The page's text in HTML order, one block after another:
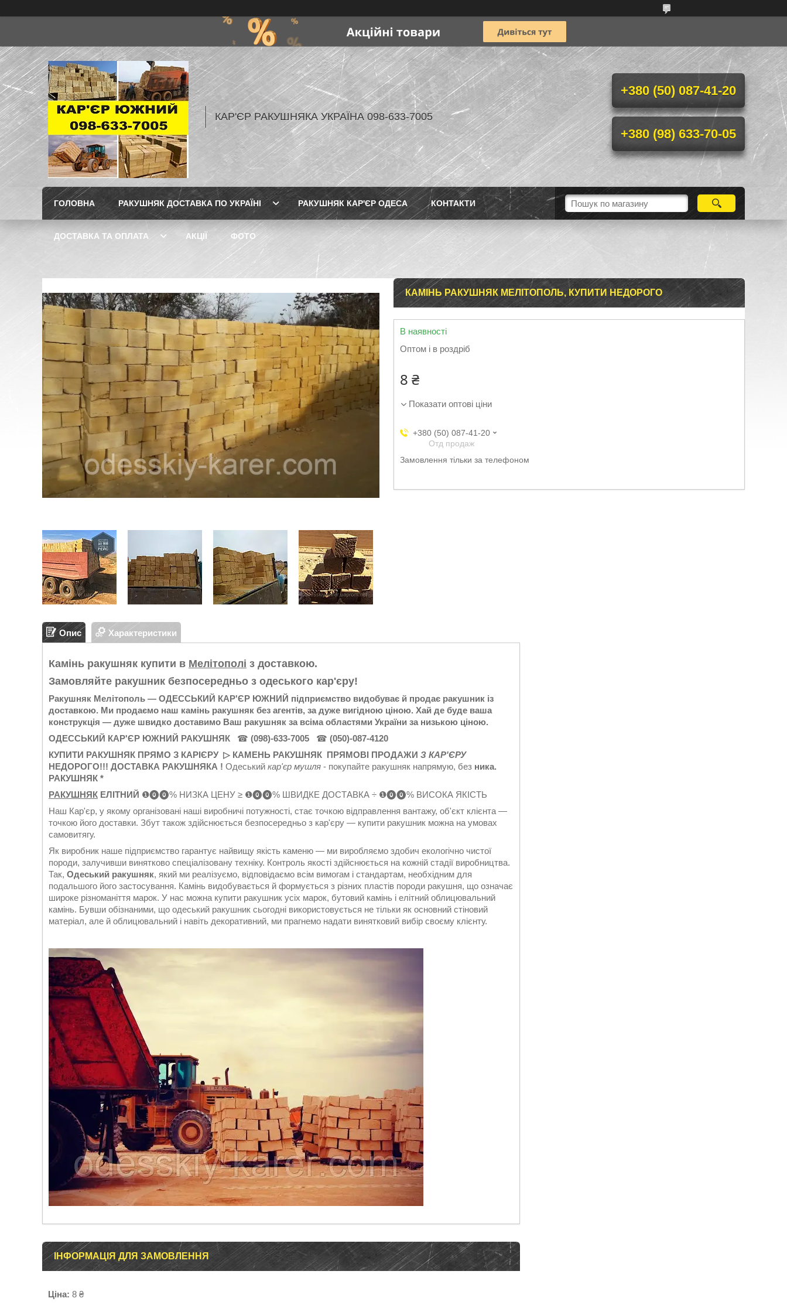
КАР'ЄР РАКУШНЯКА УКРАЇНА 098-633-7005
+380 (50) 087-41-20
+380 (98) 633-70-05
ГОЛОВНА РАКУШНЯК ДОСТАВКА ПО УКРАЇНІ РАКУШНЯК КАР'ЄР ОДЕСА КОНТАКТИ
ДОСТАВКА ТА ОПЛАТА АКЦІЇ ФОТО
КАМІНЬ РАКУШНЯК МЕЛІТОПОЛЬ, КУПИТИ НЕДОРОГО
В наявності
Оптом і в роздріб
8 ₴
Показати оптові ціни
+380 (50) 087-41-20
Отд продаж
Замовлення тільки за телефоном
Опис Характеристики
Камінь ракушняк купити в Мелітополі з доставкою.
Замовляйте ракушник безпосередньо з одеського кар'єру!
Ракушняк Мелітополь — ОДЕССЬКИЙ КАР'ЄР ЮЖНИЙ підприємство видобуває й продає ракушник із
доставкою. Ми продаємо наш камінь ракушняк без агентів, за дуже вигідною ціною. Хай де буде ваша
конструкція — дуже швидко доставимо Ваш ракушняк за всіма областями України за низькою ціною.
ОДЕССЬКИЙ КАР'ЄР ЮЖНИЙ РАКУШНЯК
☎ (098)-633-7005 ☎ (050)-087-4120
КУПИТИ РАКУШНЯК ПРЯМО З КАРІЄРУ ▷ КАМЕНЬ РАКУШНЯК ПРЯМОВІ ПРОДАЖИ З КАР'ЄРУ
НЕДОРОГО!!! ДОСТАВКА РАКУШНЯКА ! Одеський кар'єр мушля - покупайте ракушняк напрямую, без ника.
РАКУШНЯК *
РАКУШНЯК ЕЛІТНИЙ ❶⓿⓿% НИЗКА ЦЕНУ ≥ ❶⓿⓿% ШВИДКЕ ДОСТАВКА ÷ ❶⓿⓿% ВИСОКА ЯКІСТЬ
Наш Кар'єр, у якому організовані наші виробничі потужності, стає точкою відправлення вантажу, об'єкт клієнта —
точкою його доставки. Збут також здійснюється безпосередньо з кар'єру — купити ракушник можна на умовах
самовитягу.
Як виробник наше підприємство гарантує найвищу якість каменю — ми виробляємо здобич екологічно чистої
породи, залучивши винятково спеціалізовану техніку. Контроль якості здійснюється на кожній стадії виробництва.
Так, Одеський ракушняк, який ми реалізуємо, відповідаємо всім вимогам і стандартам, необхідним для
подальшого його застосування. Камінь видобувається й формується з різних пластів породи ракушня, що означає
широке різноманіття марок. У нас можна купити ракушник усіх марок, бутовий камінь і елітний облицювальний
камінь. Бувши обізнаними, що одеський ракушник сьогодні використовується не тільки як основний стіновий
матеріал, але й облицювальний і навіть декоративний, ми прагнемо надати винятковий вибір своєму клієнту.
ІНФОРМАЦІЯ ДЛЯ ЗАМОВЛЕННЯ
Ціна: 8 ₴